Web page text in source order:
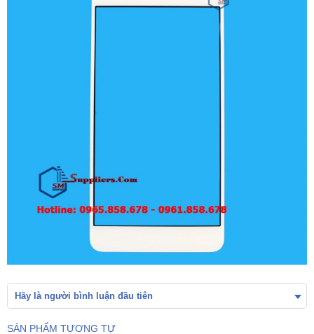
Hãy là người bình luận đầu tiên
SẢN PHẨM TƯƠNG TỰ